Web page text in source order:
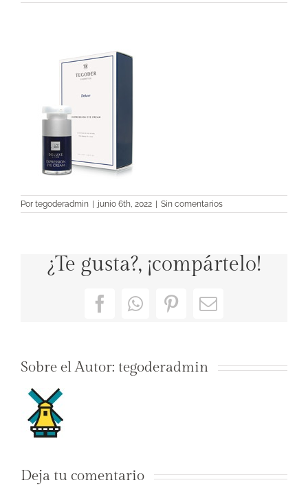
Por tegoderadmin junio 6th, 2022 Sin comentarios
¿Te gusta?, ¡compártelo!
FacebookWhatsApp
PinterestCorreo
Sobre el Autor: tegoderadmin
Deja tu comentario